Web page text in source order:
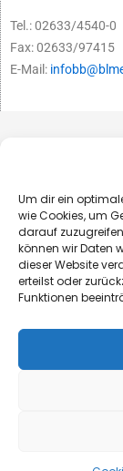
Um dir ein
wie Cookies, um
darauf
können wir Daten
dieser Website
erteilst oder
Funktionen
Tel.: 02633/4540-0
Fax: 02633/97415
E-Mail: